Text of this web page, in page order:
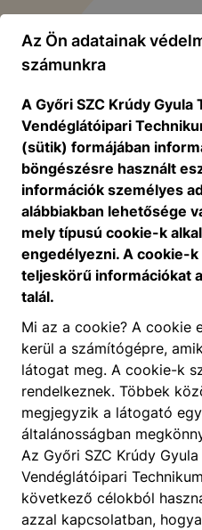
Az Ön adatainak
számunkra
A Győri SZC Krúdy Gyula
Vendéglátóipari
(sütik) formájában
böngészésre használt
információk személyes
alábbiakban lehetősége
mely típusú cookie-k
engedélyezni. A cookie-k
teljeskörű információkat a
talál.
Mi az a cookie? A cookie
kerül a számítógépre,
látogat meg. A cookie-k
rendelkeznek. Többek
megjegyzik a látogató
általánosságban
Az Győri SZC Krúdy
Vendéglátóipari
következő célokból
azzal kapcsolatban,